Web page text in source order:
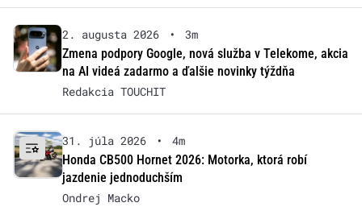
2. augusta 2026 •
3m
Zmena podpory Google, nová služba v Telekome, akcia
na AI videá zadarmo a ďalšie novinky týždňa
Redakcia TOUCHIT
31. júla 2026 •
4m
Honda CB500 Hornet 2026: Motorka, ktorá robí
jazdenie jednoduchším
Ondrej Macko